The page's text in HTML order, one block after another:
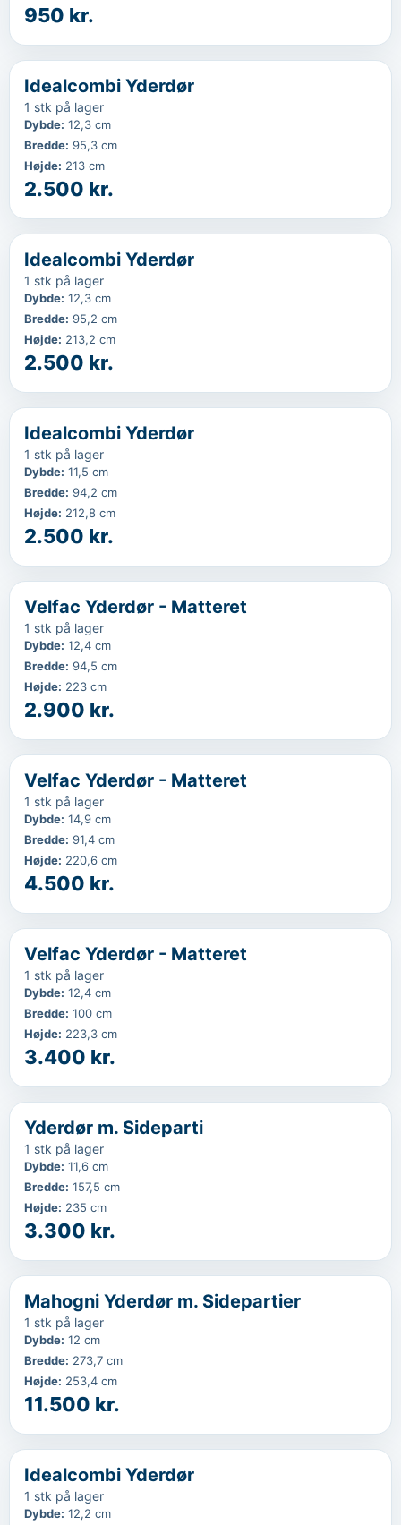
950 kr.
‹
Idealcombi Yderdør
1 stk på lager
Dybde: 12,3 cm
Bredde: 95,3 cm
Højde: 213 cm
2.500 kr.
‹
Idealcombi Yderdør
1 stk på lager
Dybde: 12,3 cm
Bredde: 95,2 cm
Højde: 213,2 cm
2.500 kr.
‹
Idealcombi Yderdør
1 stk på lager
Dybde: 11,5 cm
Bredde: 94,2 cm
Højde: 212,8 cm
2.500 kr.
‹
Velfac Yderdør - Matteret
1 stk på lager
Dybde: 12,4 cm
Bredde: 94,5 cm
Højde: 223 cm
2.900 kr.
‹
Velfac Yderdør - Matteret
1 stk på lager
Dybde: 14,9 cm
Bredde: 91,4 cm
Højde: 220,6 cm
4.500 kr.
‹
Velfac Yderdør - Matteret
1 stk på lager
Dybde: 12,4 cm
Bredde: 100 cm
Højde: 223,3 cm
3.400 kr.
‹
Yderdør m. Sideparti
1 stk på lager
Dybde: 11,6 cm
Bredde: 157,5 cm
Højde: 235 cm
3.300 kr.
‹
Mahogni Yderdør m. Sidepartier
1 stk på lager
Dybde: 12 cm
Bredde: 273,7 cm
Højde: 253,4 cm
11.500 kr.
‹
Idealcombi Yderdør
1 stk på lager
Dybde: 12,2 cm